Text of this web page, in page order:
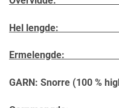
Hel lengde:
Ermelengde:
GARN: Snorre (100 %